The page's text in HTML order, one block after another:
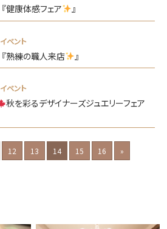
『健康体感フェア 』
イベント
『熟練の職人来店 』
イベント
秋を彩るデザイナーズジュエリーフェア
12 13 14 15 16 »